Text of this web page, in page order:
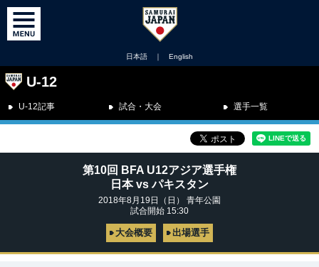
日本語 ｜ English
U-12
U-12記事 試合・大会 選手一覧
第10回 BFA U12アジア選手権
日本 vs パキスタン
2018年8月19日（日） 青年公園
試合開始 15:30
大会概要 出場選手